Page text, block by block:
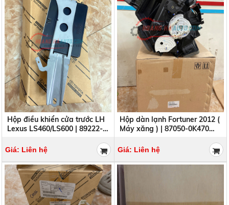
Hộp điều khiển cửa trước LH
Lexus LS460/LS600 | 89222-
Giá: Liên hệ
Hộp dàn lạnh Fortuner 2012 (
Máy xăng ) | 87050-0K470
Giá: Liên hệ